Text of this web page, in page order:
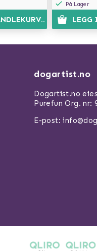
På Lager
LEGG
dogartist.no
Dogartist.no
Purefun Org. nr:
E-post: